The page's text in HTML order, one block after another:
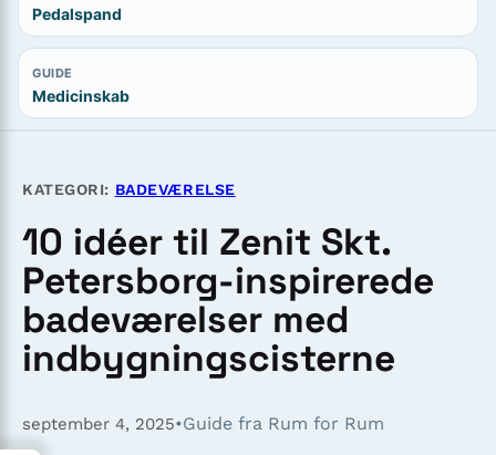
Pedalspand
GUIDE
Medicinskab
KATEGORI: BADEVÆRELSE
10 idéer til Zenit Skt.
Petersborg-inspirerede
badeværelser med
indbygningscisterne
september 4, 2025•Guide fra Rum for Rum